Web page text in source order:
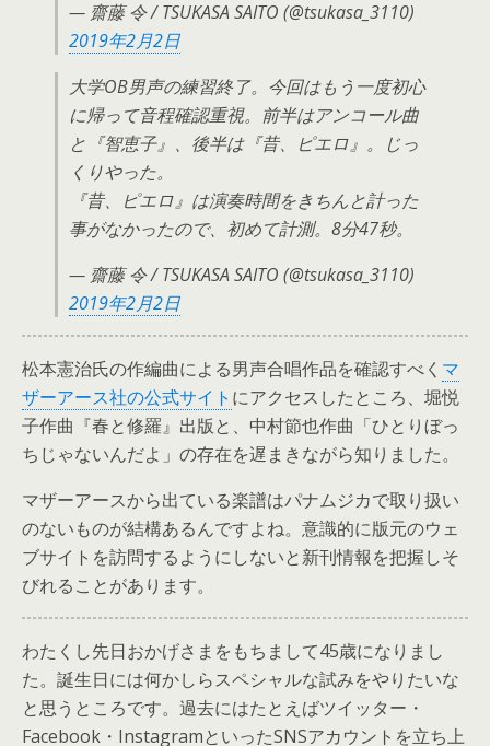
— 齋藤 令 / TSUKASA SAITO (@tsukasa_3110)
2019年2月2日
大学OB男声の練習終了。今回はもう一度初心
に帰って音程確認重視。前半はアンコール曲
と『智恵子』、後半は『昔、ピエロ』。じっ
くりやった。
『昔、ピエロ』は演奏時間をきちんと計った
事がなかったので、初めて計測。8分47秒。
— 齋藤 令 / TSUKASA SAITO (@tsukasa_3110)
2019年2月2日
松本憲治氏の作編曲による男声合唱作品を確認すべく マ
ザーアース社の公式サイト にアクセスしたところ、堀悦
子作曲『春と修羅』出版と、中村節也作曲「ひとりぼっ
ちじゃないんだよ」の存在を遅まきながら知りました。
マザーアースから出ている楽譜はパナムジカで取り扱い
のないものが結構あるんですよね。意識的に版元のウェ
ブサイトを訪問するようにしないと新刊情報を把握しそ
びれることがあります。
わたくし先日おかげさまをもちまして45歳になりまし
た。誕生日には何かしらスペシャルな試みをやりたいな
と思うところです。過去にはたとえばツイッター・
Facebook・InstagramといったSNSアカウントを立ち上